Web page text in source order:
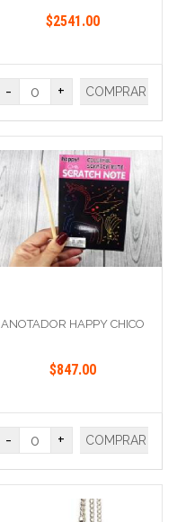
$2541.00
- + COMPRAR
ANOTADOR HAPPY CHICO
$847.00
- + COMPRAR